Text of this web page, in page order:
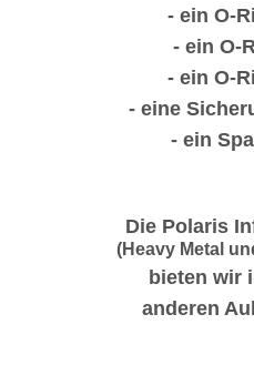
- ein O-
- ein O-
- ein O-
- eine
- ein
Die Polaris
(Heavy Metal
bieten wir
anderen